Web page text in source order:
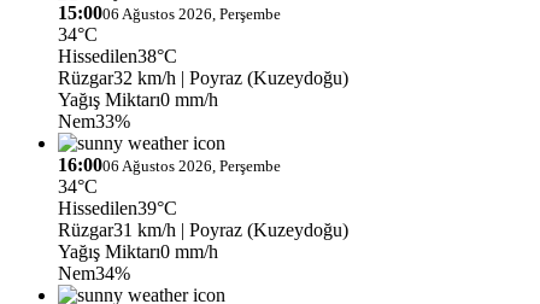
15:0006 Ağustos 2026, Perşembe
34°C
Hissedilen38°C
Rüzgar32 km/h | Poyraz (Kuzeydoğu)
Yağış Miktarı0 mm/h
Nem33%
16:0006 Ağustos 2026, Perşembe
34°C
Hissedilen39°C
Rüzgar31 km/h | Poyraz (Kuzeydoğu)
Yağış Miktarı0 mm/h
Nem34%